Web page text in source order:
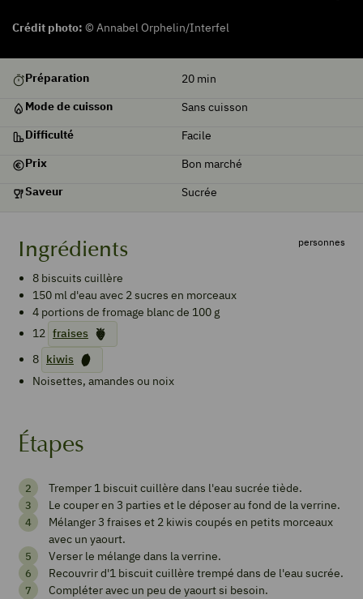
Crédit photo: © Annabel Orphelin/Interfel
saison
Préparation 20 min
Mode de cuisson
Sans cuisson
Difficulté
Facile
Prix
Bon marché
Saveur
Sucrée
Étapes
Tremper 1 biscuit cuillère dans l'eau sucrée tiède.
Le couper en 3 parties et le déposer au fond de la verrine.
Mélanger 3 fraises et 2 kiwis coupés en petits morceaux
avec un yaourt.
Verser le mélange dans la verrine.
Recouvrir d'1 biscuit cuillère trempé dans de l'eau sucrée.
Compléter avec un peu de yaourt si besoin.
Ingrédients personnes
8 biscuits cuillère
150 mld'eau avec 2 sucres en morceaux
4 portions de fromage blanc de 100 g
12 fraises
8 kiwis
Noisettes, amandes ou noix
tricolore
kiwi
fraise